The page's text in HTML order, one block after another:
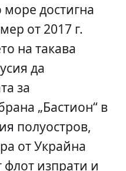
море достигна
от 2017 г.
на такава
да
за
„Бастион“ в
полуостров,
от Украйна
флот изпрати и